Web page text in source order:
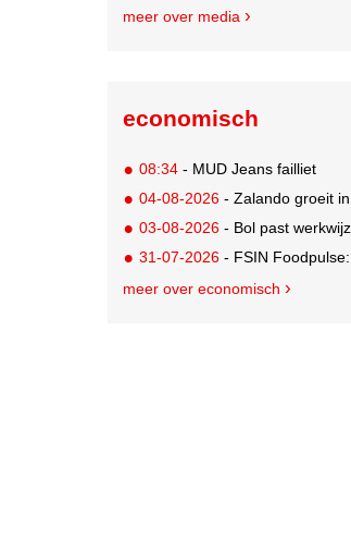
meer over media
economisch
08:34 - MUD Jeans failliet
04-08-2026 - Zalando groeit
03-08-2026 - Bol past
31-07-2026 - FSIN
meer over economisch